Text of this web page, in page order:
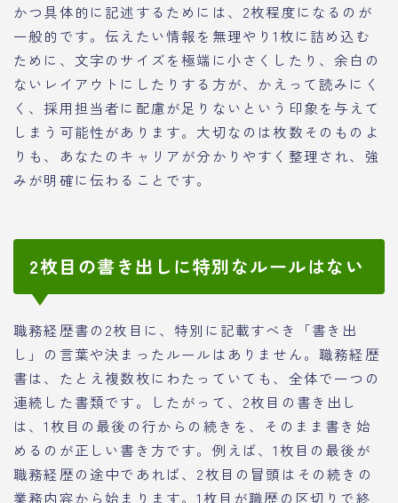
かつ具体的に記述するためには、2枚程度になるのが
一般的です。伝えたい情報を無理やり1枚に詰め込む
ために、文字のサイズを極端に小さくしたり、余白の
ないレイアウトにしたりする方が、かえって読みにく
く、採用担当者に配慮が足りないという印象を与えて
しまう可能性があります。大切なのは枚数そのものよ
りも、あなたのキャリアが分かりやすく整理され、強
みが明確に伝わることです。
2枚目の書き出しに特別なルールはない
職務経歴書の2枚目に、特別に記載すべき「書き出
し」の言葉や決まったルールはありません。職務経歴
書は、たとえ複数枚にわたっていても、全体で一つの
連続した書類です。したがって、2枚目の書き出し
は、1枚目の最後の行からの続きを、そのまま書き始
めるのが正しい書き方です。例えば、1枚目の最後が
職務経歴の途中であれば、2枚目の冒頭はその続きの
業務内容から始まります。1枚目が職歴の区切りで終